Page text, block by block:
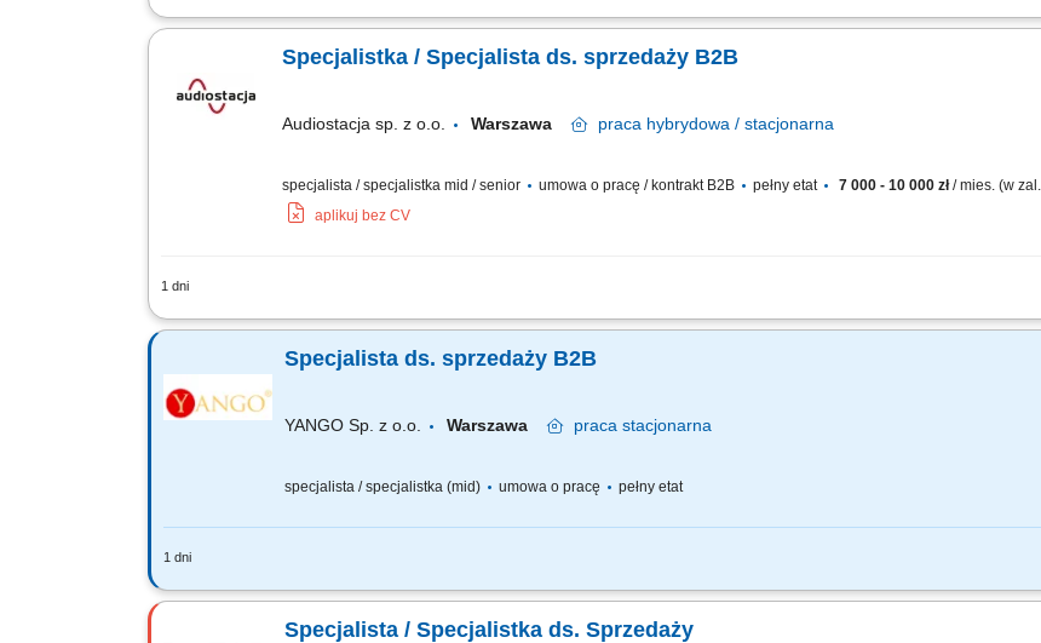
Opis stanowiska Nawiązywanie współpracy z nowymi klientami oraz rozwijanie długofalowych relacji
Specjalistka / Specjalista ds. sprzedaży B2B
Audiostacja sp. z o.o. Warszawa praca hybrydowa / stacjonarna
specjalista / specjalistka mid / senior umowa o pracę / kontrakt B2B pełny etat 7 000 - 10 000 zł/ mies. (w
aplikuj bez CV
1 dni
Zakres obowiązków: Obsługa i rozwój relacji z klientami biznesowymi (m.in. sklepy muzyczne, foto/video,
Specjalista ds. sprzedaży B2B
YANGO Sp. z o.o. Warszawa praca stacjonarna
specjalista / specjalistka (mid) umowa o pracę pełny etat
1 dni
Zakres obowiązków: Aktywna sprzedaż telefoniczna (wychodząca) do aptek zgodnie z obowiązującymi
Specjalista / Specjalistka ds. Sprzedaży